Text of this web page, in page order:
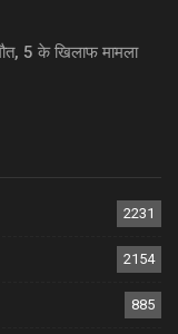
5 के खिलाफ मामला
2231
2154
885